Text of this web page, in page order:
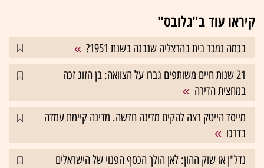
קיראו עוד ב"גלובס"
בכמה נמכר בית בהרצליה שנבנה בשנת 1951?
21 שנות חיים משותפים גברו על הצוואה: בן הזוג זכה
במחצית הדירה
מייסד הייטק רצה להקים מדינה חדשה. מדינה קיימת עמדה
בדרכו
נדל"ן או שוק ההון: לאן הולך הכסף הפנוי של הישראלים